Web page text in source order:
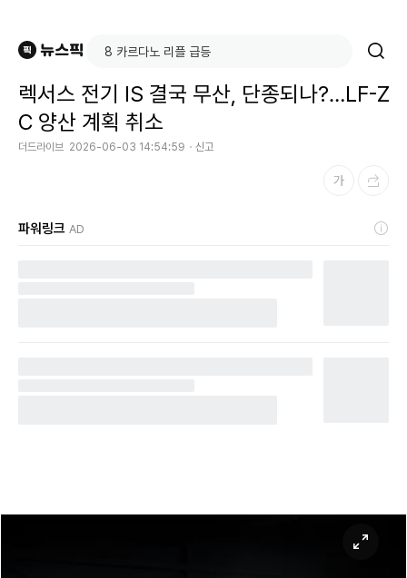
렉서스 전기 IS 결국 무산, 단종되나?…LF-Z
C 양산 계획 취소
더드라이브 2026-06-03 14:54:59 신고
파워링크 AD